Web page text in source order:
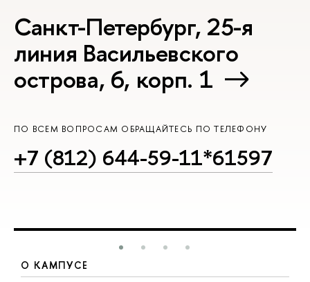
Санкт-Петербург, 25-я
линия Васильевского
острова, 6, корп. 1
ПО ВСЕМ ВОПРОСАМ ОБРАЩАЙТЕСЬ ПО ТЕЛЕФОНУ
+7 (812) 644-59-11*61597
О КАМПУСЕ